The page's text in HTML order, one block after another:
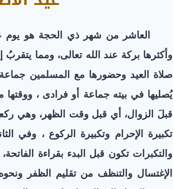
العاشر من شهر ذي الحجة هو يوم
وأكثرها بركة عند الله تعالى، ومما
صلاة العيد وحضورها مع المسلمين
يُصليها في بيته جماعة أو فرادى ،
قبلَ الزوال، أي قبل وقت الظهر، وهي
تكبيرة الإحرام وتكبيرة الركوع ، وفي
والتكبرات تكون قبل البدء بقراءة
الإغتسال والتنظف من تقليم الظفر